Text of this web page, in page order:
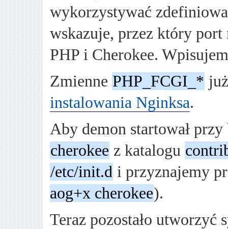
wykorzystywać
wskazuje, przez który
PHP i Cherokee.
Zmienne PHP_FCGI_*
instalowania Nginksa.
Aby demon startował
cherokee z katalogu
/etc/init.d i przyznajemy
aog+x cherokee).
Teraz pozostało